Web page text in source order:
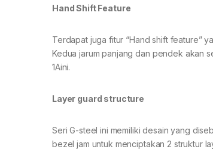
Hand Shift Feature
Terdapat juga fitur “Hand shift feature”
Kedua jarum panjang dan pendek akan
1Aini.
Layer guard structure
Seri G-steel ini memiliki desain yang
bezel jam untuk menciptakan 2 struktur